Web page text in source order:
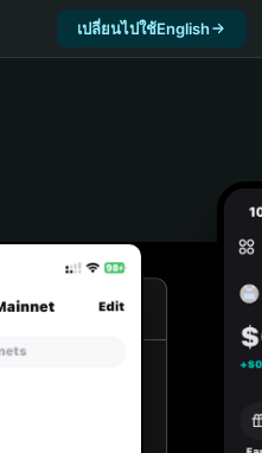
เปลี่ยนไปใช้English